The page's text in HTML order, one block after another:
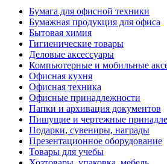
Бумага для офисной техники
Бумажная продукция для офиса
Бытовая химия
Гигиенические товары
Деловые аксессуары
Компьютерные и мобильные
Офисная кухня
Офисная техника
Офисные принадлежности
Папки и архивация документов
Пишущие и чертежные
Подарки, сувениры, награды
Презентационное оборудование
Товары для учебы